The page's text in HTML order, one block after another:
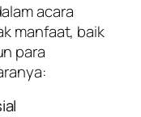
acara
manfaat, baik
para